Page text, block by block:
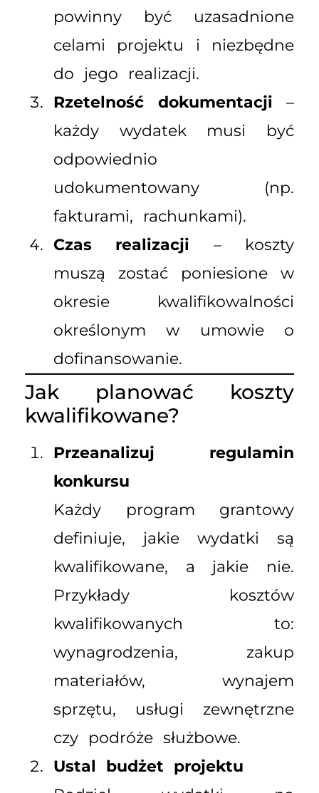
powinny być uzasadnione
celami projektu i niezbędne
do jego realizacji.
Rzetelność dokumentacji –
każdy wydatek musi być
odpowiednio
udokumentowany (np.
fakturami, rachunkami).
Czas realizacji – koszty
muszą zostać poniesione w
okresie kwalifikowalności
określonym w umowie o
dofinansowanie.
Jak planować koszty
kwalifikowane?
Przeanalizuj regulamin
konkursu
Każdy program grantowy
definiuje, jakie wydatki są
kwalifikowane, a jakie nie.
Przykłady kosztów
kwalifikowanych to:
wynagrodzenia, zakup
materiałów, wynajem
sprzętu, usługi zewnętrzne
czy podróże służbowe.
Ustal budżet projektu